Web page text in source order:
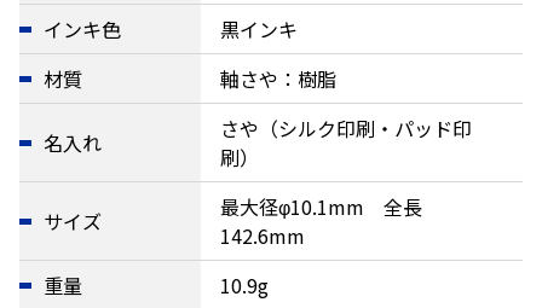
インキ色
黒インキ
材質
軸さや：樹脂
名入れ
さや（シルク印刷・パッド印
刷）
サイズ
最大径φ10.1mm 全長
142.6mm
重量
10.9g